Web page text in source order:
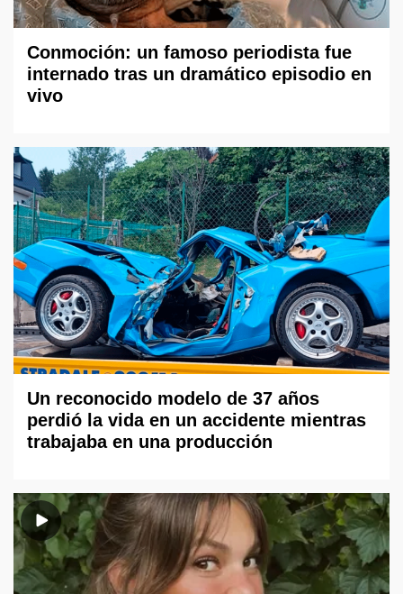
Conmoción: un famoso periodista fue
internado tras un dramático episodio en
vivo
Un reconocido modelo de 37 años
perdió la vida en un accidente mientras
trabajaba en una producción